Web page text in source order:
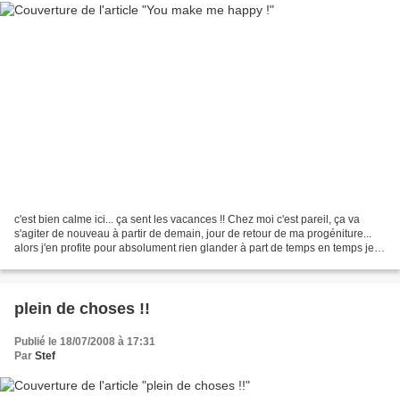
c'est bien calme ici... ça sent les vacances !! Chez moi c'est pareil, ça va
s'agiter de nouveau à partir de demain, jour de retour de ma progéniture...
alors j'en profite pour absolument rien glander à part de temps en temps je
plein de choses !!
Publié le 18/07/2008 à 17:31
Par Stef